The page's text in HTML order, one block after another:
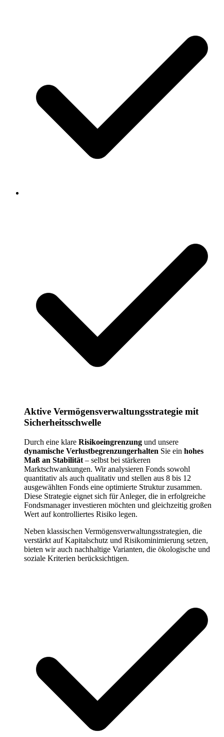
Aktive Vermögensverwaltungsstrategie mit
Sicherheitsschwelle
Durch eine klare Risikoeingrenzung und unsere
dynamische Verlustbegrenzungerhalten Sie ein hohes
Maß an Stabilität – selbst bei stärkeren
Marktschwankungen. Wir analysieren Fonds sowohl
quantitativ als auch qualitativ und stellen aus 8 bis 12
ausgewählten Fonds eine optimierte Struktur zusammen.
Diese Strategie eignet sich für Anleger, die in erfolgreiche
Fondsmanager investieren möchten und gleichzeitig großen
Wert auf kontrolliertes Risiko legen.
Neben klassischen Vermögensverwaltungsstrategien, die
verstärkt auf Kapitalschutz und Risikominimierung setzen,
bieten wir auch nachhaltige Varianten, die ökologische und
soziale Kriterien berücksichtigen.